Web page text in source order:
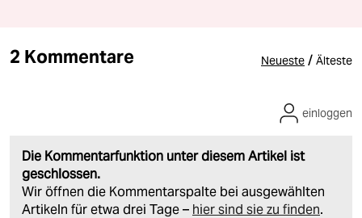
2 Kommentare Neueste / Älteste
Die Kommentarfunktion unter diesem Artikel ist
geschlossen.
Wir öffnen die Kommentarspalte bei ausgewählten
Artikeln für etwa drei Tage – hier sind sie zu finden.
einloggen